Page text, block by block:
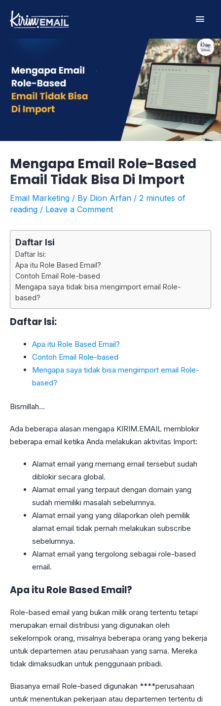
content
Main
Mengapa Email Role-Based
Email Tidak Bisa Di Import
Email Marketing / By Dion Arfan / 2 minutes of
reading / Leave a Comment
Daftar Isi
Daftar Isi:
Apa itu Role Based Email?
Contoh Email Role-based
Mengapa saya tidak bisa mengimport email Role-
based?
Daftar Isi:
Apa itu Role Based Email?
Contoh Email Role-based
Mengapa saya tidak bisa mengimport email Role-
based?
Bismillah…
Ada beberapa alasan mengapa KIRIM.EMAIL memblokir
beberapa email ketika Anda melakukan aktivitas Import:
Alamat email yang memang email tersebut sudah
diblokir secara global.
Alamat email yang terpaut dengan domain yang
sudah memiliki masalah sebelumnya.
Alamat email yang yang dilaporkan oleh pemilik
alamat email tidak pernah melakukan subscribe
sebelumnya.
Alamat email yang tergolong sebagai role-based
email.
Apa itu Role Based Email?
Role-based email yang bukan milik orang tertentu tetapi
merupakan email distribusi yang digunakan oleh
sekelompok orang, misalnya beberapa orang yang bekerja
untuk departemen atau perusahaan yang sama. Mereka
tidak dimaksudkan untuk penggunaan pribadi.
Biasanya email Role-based digunakan ****perusahaan
untuk menentukan pekerjaan atau departemen tertentu di